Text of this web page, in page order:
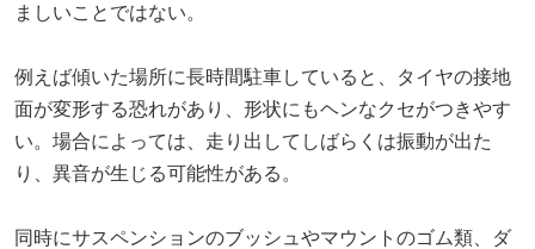
ましいことではない。
例えば傾いた場所に長時間駐車していると、タイヤの接地
面が変形する恐れがあり、形状にもヘンなクセがつきやす
い。場合によっては、走り出してしばらくは振動が出た
り、異音が生じる可能性がある。
同時にサスペンションのブッシュやマウントのゴム類、ダ